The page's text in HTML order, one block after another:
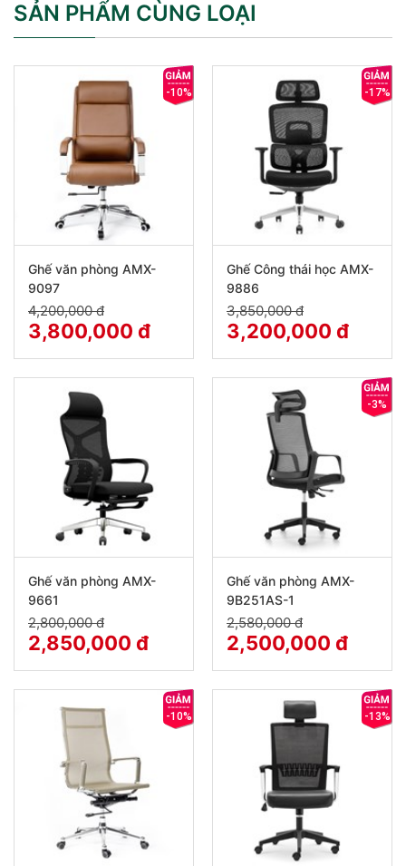
SẢN PHẨM CÙNG LOẠI
Ghế văn phòng AMX-
9097
4,200,000 đ
3,800,000 đ
-10%
Ghế Công thái học AMX-
9886
3,850,000 đ
3,200,000 đ
-17%
Ghế văn phòng AMX-
9661
2,800,000 đ
2,850,000 đ
Ghế văn phòng AMX-
9B251AS-1
2,580,000 đ
2,500,000 đ
-3%
-10% -13%